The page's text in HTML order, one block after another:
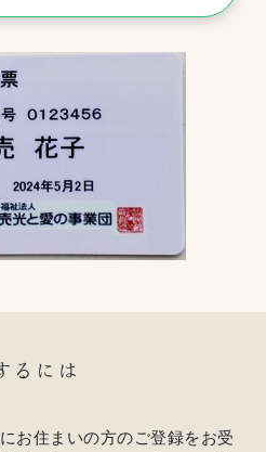
るには
お住まいの方のご登録をお受